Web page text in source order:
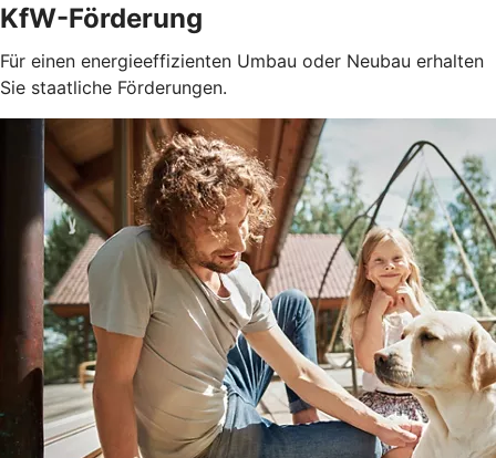
KfW-Förderung
Für einen energieeffizienten Umbau oder Neubau erhalten
Sie staatliche Förderungen.